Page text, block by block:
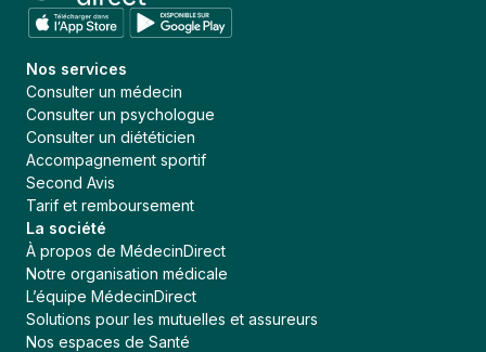
Nos services
Consulter un médecin
Consulter un psychologue
Consulter un diététicien
Accompagnement sportif
Second Avis
Tarif et remboursement
La société
À propos de MédecinDirect
Notre organisation médicale
L’équipe MédecinDirect
Solutions pour les mutuelles et assureurs
Nos espaces de Santé